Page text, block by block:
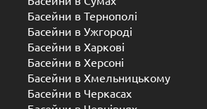
Басейни в Тернополі
Басейни в Ужгороді
Басейни в Харкові
Басейни в Херсоні
Басейни в Хмельницькому
Басейни в Черкасах